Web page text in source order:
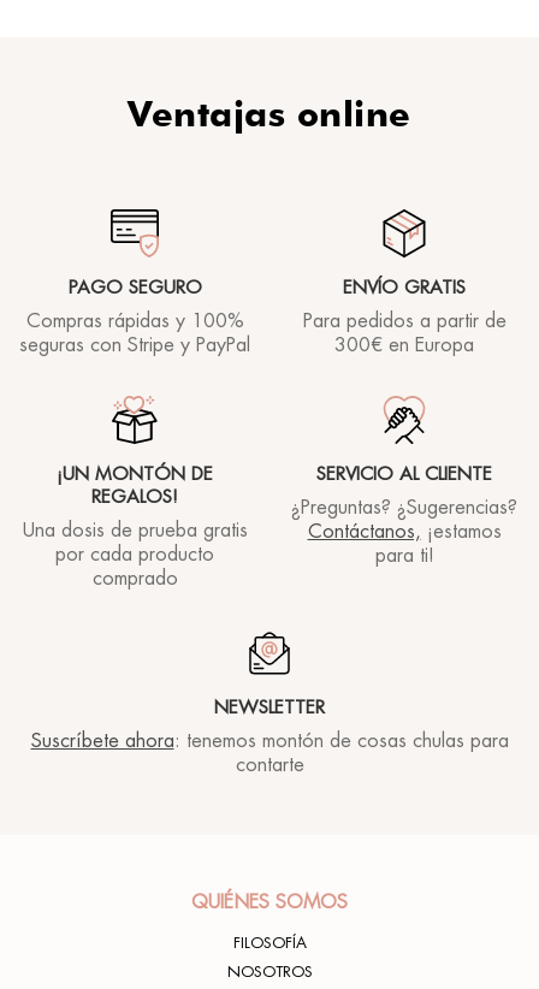
Ventajas online
PAGO SEGURO
Compras rápidas y 100%
seguras con Stripe y PayPal
ENVÍO GRATIS
Para pedidos a partir de
300€ en Europa
¡UN MONTÓN DE
REGALOS!
Una dosis de prueba gratis
por cada producto
comprado
SERVICIO AL CLIENTE
¿Preguntas? ¿Sugerencias?
Contáctanos, ¡estamos
para ti!
NEWSLETTER
Suscríbete ahora: tenemos montón de cosas chulas para
contarte
QUIÉNES SOMOS
FILOSOFÍA
NOSOTROS